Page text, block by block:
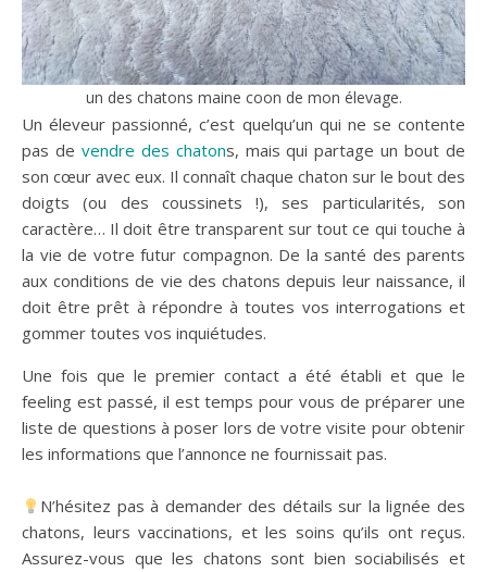
un des chatons maine coon de mon élevage.
Un éleveur passionné, c’est quelqu’un qui ne se contente
pas de vendre des chatons, mais qui partage un bout de
son cœur avec eux. Il connaît chaque chaton sur le bout des
doigts (ou des coussinets !), ses particularités, son
caractère… Il doit être transparent sur tout ce qui touche à
la vie de votre futur compagnon. De la santé des parents
aux conditions de vie des chatons depuis leur naissance, il
doit être prêt à répondre à toutes vos interrogations et
gommer toutes vos inquiétudes.
Une fois que le premier contact a été établi et que le
feeling est passé, il est temps pour vous de préparer une
liste de questions à poser lors de votre visite pour obtenir
les informations que l’annonce ne fournissait pas.
N’hésitez pas à demander des détails sur la lignée des
chatons, leurs vaccinations, et les soins qu’ils ont reçus.
Assurez-vous que les chatons sont bien sociabilisés et